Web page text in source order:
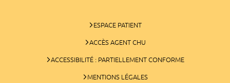
ESPACE PATIENT
ACCÈS AGENT CHU
ACCESSIBILITÉ : PARTIELLEMENT CONFORME
MENTIONS LÉGALES